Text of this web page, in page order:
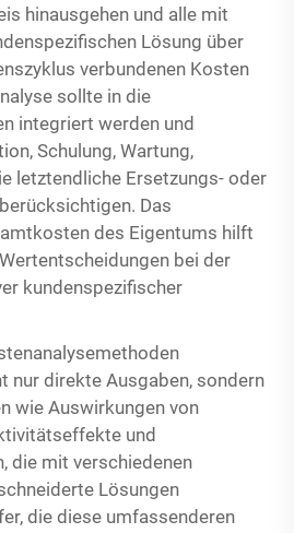
hinausgehen und alle mit
Lösung über
verbundenen Kosten
sollte in die
integriert werden und
Schulung, Wartung,
letztendliche Ersetzungs- oder
Das
des Eigentums hilft
bei der
kundenspezifischer
nur direkte Ausgaben, sondern
wie Auswirkungen von
und
die mit verschiedenen
Lösungen
die diese umfassenderen